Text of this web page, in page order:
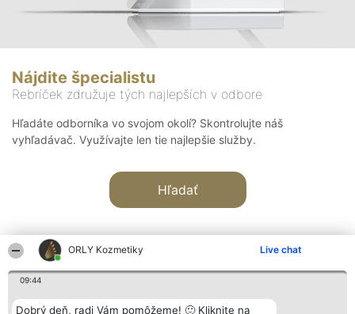
ORLY Kozmetiky Live chat
09:44
Dobrý deň, radi Vám pomôžeme! 🙂 Kliknite na
Nájdite špecialistu
Rebríček združuje tých najlepších v odbore
Hľadáte odborníka vo svojom okolí? Skontrolujte náš
vyhľadávač. Využívajte len tie najlepšie služby.
Hľadať
Organizátor hodnotenia Hodnotenie Kontakt